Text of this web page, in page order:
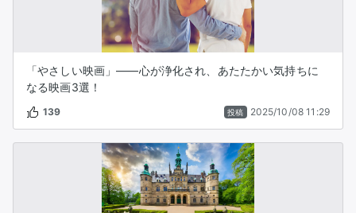
「やさしい映画」――心が浄化され、あたたかい気持ちに
なる映画3選！
139 投稿 2025/10/08 11:29